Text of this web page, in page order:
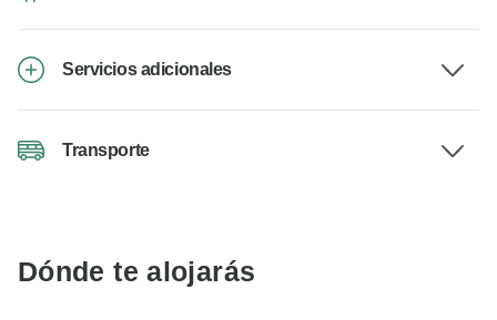
Servicios adicionales
Transporte
Dónde te alojarás